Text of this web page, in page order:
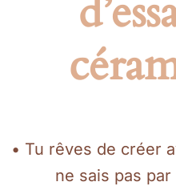
• Tu rêves de créer
ne sais pas